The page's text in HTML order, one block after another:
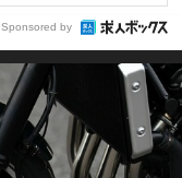
Sponsored by